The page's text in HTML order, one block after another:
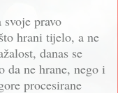
pravo
hrani tijelo, a ne
danas se
da ne hrane, nego i
procesirane